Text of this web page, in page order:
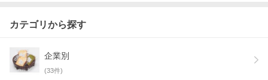
カテゴリから探す
企業別
(33件)